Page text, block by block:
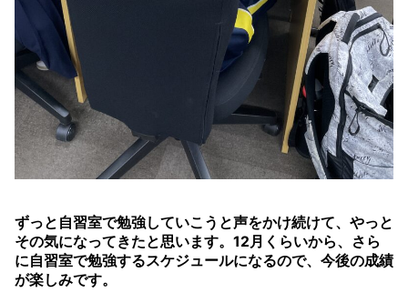
ずっと自習室で勉強していこうと声をかけ続けて、やっと
その気になってきたと思います。12月くらいから、さら
に自習室で勉強するスケジュールになるので、今後の成績
が楽しみです。